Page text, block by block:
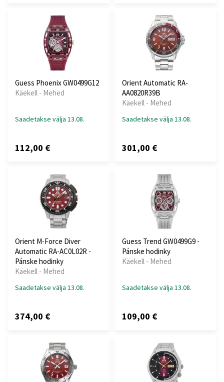
Guess Phoenix GW0499G12
Käekell - Mehed
Saadetakse välja 13.08.
112,00 €
Orient Automatic RA-
AA0820R39B
Käekell - Mehed
Saadetakse välja 13.08.
301,00 €
Orient M-Force Diver
Automatic RA-AC0L02R -
Pánske hodinky
Käekell - Mehed
Saadetakse välja 13.08.
374,00 €
Guess Trend GW0499G9 -
Pánske hodinky
Käekell - Mehed
Saadetakse välja 13.08.
109,00 €